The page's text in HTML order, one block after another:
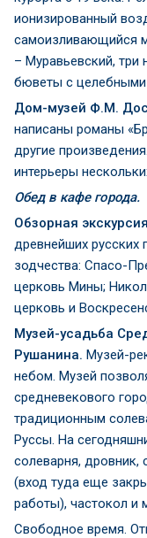
ионизированный
самоизливающийся
– Муравьевский,
бюветы с
Дом-музей Ф.М.
написаны романы
другие
интерьеры
Обед в кафе города.
Обзорная
древнейших русских
зодчества: Спасо-
церковь Мины;
церковь и
Музей-усадьба
Рушанина. Музей-
небом. Музей
средневекового
традиционным
Руссы. На
солеварня, дровник,
(вход туда еще
работы), частокол и
Свободное время.